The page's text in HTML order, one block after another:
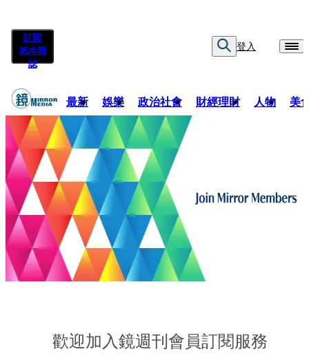
訂閱
紙本雜
誌
登入
最新 娛樂 政治社會 財經理財 人物 美
歡迎加入鏡週刊會員訂閱服務